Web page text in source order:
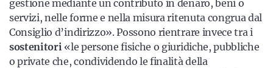
gestione mediante un contributo in denaro, beni o
servizi, nelle forme e nella misura ritenuta congrua dal
Consiglio d’indirizzo». Possono rientrare invece tra i
sostenitori«le persone fisiche o giuridiche, pubbliche
o private che, condividendo le finalità della